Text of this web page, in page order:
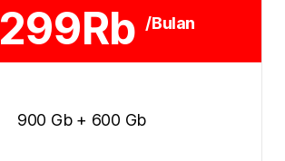
299Rb /Bulan
900 Gb + 600 Gb